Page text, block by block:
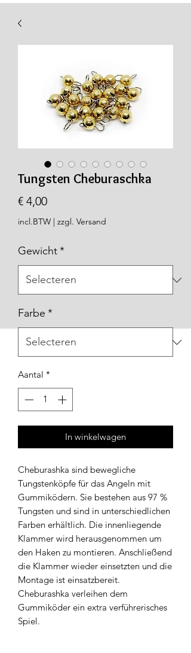
Tungsten Cheburaschka
€ 4,00Prijs
incl.BTW | zzgl. Versand
Gewicht*
Farbe *
Aantal *
In winkelwagen
Cheburashka sind bewegliche
Tungstenköpfe für das Angeln mit
Gummiködern. Sie bestehen aus 97 %
Tungsten und sind in unterschiedlichen
Farben erhältlich. Die innenliegende
Klammer wird herausgenommen um
den Haken zu montieren. Anschließend
die Klammer wieder einsetzten und die
Montage ist einsatzbereit.
Cheburashka verleihen dem
Gummiköder ein extra verführerisches
Spiel.